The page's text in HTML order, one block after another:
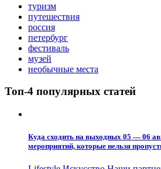
туризм
путешествия
россия
петербург
фестиваль
музей
необычные места
Топ-4 популярных статей
Куда сходить на выходных 05 — 06
мероприятий, которые нельзя